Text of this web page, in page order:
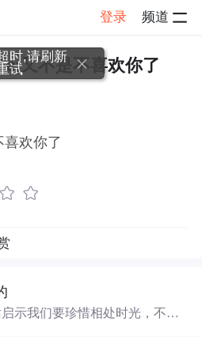
登录 频道
慨 帖子详情
又不是不喜欢你了
欢你了
示我们要珍惜相处时光，不应
时,请刷新
试